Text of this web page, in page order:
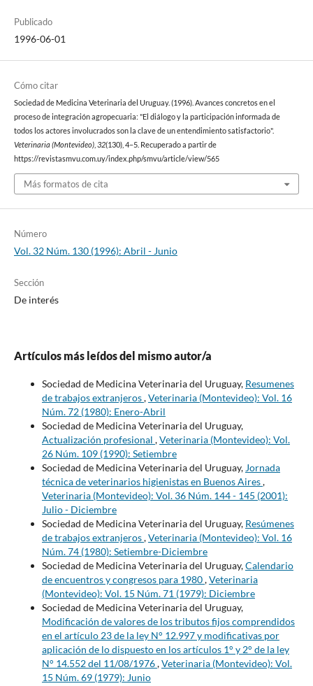
Publicado
1996-06-01
Cómo citar
Sociedad de Medicina Veterinaria del Uruguay. (1996). Avances concretos en el
proceso de integración agropecuaria: "El diálogo y la participación informada de
todos los actores involucrados son la clave de un entendimiento satisfactorio".
Veterinaria (Montevideo), 32(130), 4–5. Recuperado a partir de
https://revistasmvu.com.uy/index.php/smvu/article/view/565
Más formatos de cita
Número
Vol. 32 Núm. 130 (1996): Abril - Junio
Sección
De interés
Artículos más leídos del mismo autor/a
Sociedad de Medicina Veterinaria del Uruguay, Resumenes
de trabajos extranjeros,Veterinaria (Montevideo): Vol. 16
Núm. 72 (1980): Enero-Abril
Sociedad de Medicina Veterinaria del Uruguay,
Actualización profesional ,Veterinaria (Montevideo): Vol.
26 Núm. 109 (1990): Setiembre
Sociedad de Medicina Veterinaria del Uruguay, Jornada
técnica de veterinarios higienistas en Buenos Aires,
Veterinaria (Montevideo): Vol. 36 Núm. 144 - 145 (2001):
Julio - Diciembre
Sociedad de Medicina Veterinaria del Uruguay, Resúmenes
de trabajos extranjeros,Veterinaria (Montevideo): Vol. 16
Núm. 74 (1980): Setiembre-Diciembre
Sociedad de Medicina Veterinaria del Uruguay,Calendario
de encuentros y congresos para 1980,Veterinaria
(Montevideo): Vol. 15 Núm. 71 (1979): Diciembre
Sociedad de Medicina Veterinaria del Uruguay,
Modificación de valores de los tributos fijos comprendidos
en el artículo 23 de la ley N° 12.997 y modificativas por
aplicación de lo dispuesto en los artículos 1° y 2° de la ley
N° 14.552 del 11/08/1976,Veterinaria (Montevideo): Vol.
15 Núm. 69 (1979): Junio